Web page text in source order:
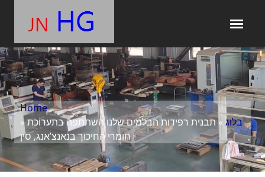
Home
»
בלוג » תבנית רפידות הבלמים שלנו השתתפה בתערוכת
חומרי החיכוך בנאנצ’אנג, סין